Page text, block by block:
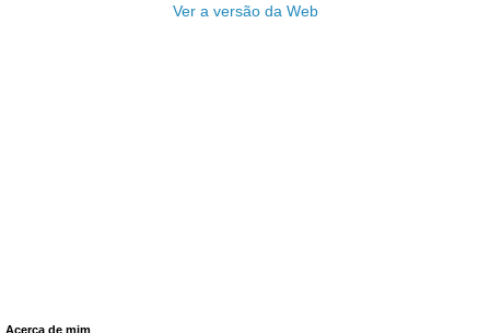
Ver a versão da Web
Acerca de mim